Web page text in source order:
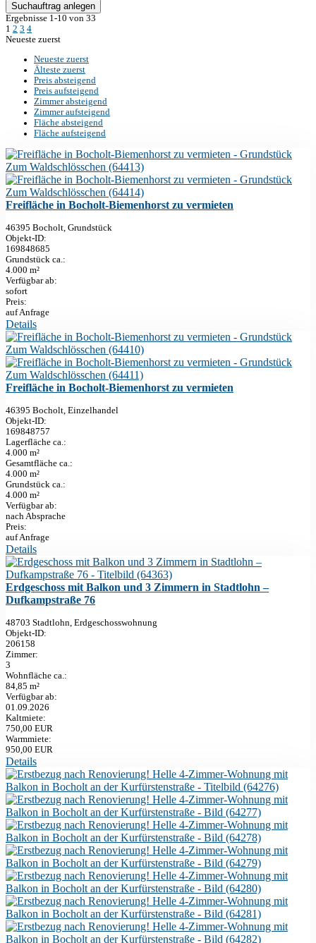
Suchauftrag anlegen
Ergebnisse 1-10 von 33
1 2 3 4
Neueste zuerst
Neueste zuerst
Älteste zuerst
Preis absteigend
Preis aufsteigend
Zimmer absteigend
Zimmer aufsteigend
Fläche absteigend
Fläche aufsteigend
Freifläche in Bocholt-Biemenhorst zu vermieten
46395 Bocholt, Grundstück
Objekt-ID:
169848685
Grund­stück ca.:
4.000 m²
Verfügbar ab:
sofort
Preis:
auf Anfrage
Details
Freifläche in Bocholt-Biemenhorst zu vermieten
46395 Bocholt, Einzelhandel
Objekt-ID:
169848757
Lagerfläche ca.:
4.000 m²
Gesamtfläche ca.:
4.000 m²
Grund­stück ca.:
4.000 m²
Verfügbar ab:
nach Absprache
Preis:
auf Anfrage
Details
Erdgeschoss mit Balkon und 3 Zimmern in Stadtlohn –
Dufkampstraße 76
48703 Stadtlohn, Erdgeschosswohnung
Objekt-ID:
206158
Zimmer:
3
Wohnfläche ca.:
84,85 m²
Verfügbar ab:
01.09.2026
Kaltmiete:
750,00 EUR
Warmmiete:
950,00 EUR
Details